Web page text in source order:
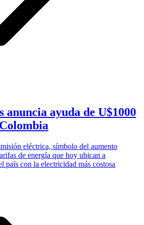
anuncia ayuda de U$1000